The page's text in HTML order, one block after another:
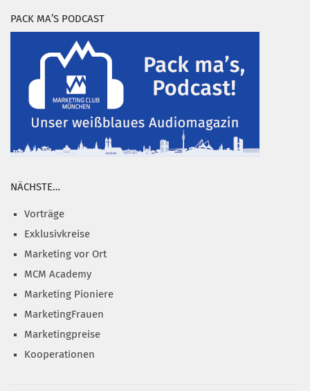
PACK MA’S PODCAST
NÄCHSTE…
Vorträge
Exklusivkreise
Marketing vor Ort
MCM Academy
Marketing Pioniere
MarketingFrauen
Marketingpreise
Kooperationen